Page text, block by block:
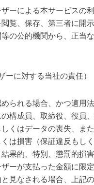
ーによる本サービスの
覧、保存、第三者に開
の公的機関から、正当
ーに対する当社の責任）
られる場合、かつ適用
構成員、取締役、役員
くはデータの喪失、ま
は損害（保証違反もし
果的、特別、懲罰的損
ーが支払った金額に限
見なされる場合、上記